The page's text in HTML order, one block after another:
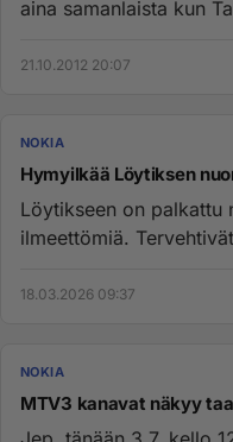
aina samanlaista kun
21.10.2012 20:07
NOKIA
Hymyilkää Löytiksen
Löytikseen on palkattu
ilmeettömiä.
18.03.2026 09:37
NOKIA
MTV3 kanavat näkyy